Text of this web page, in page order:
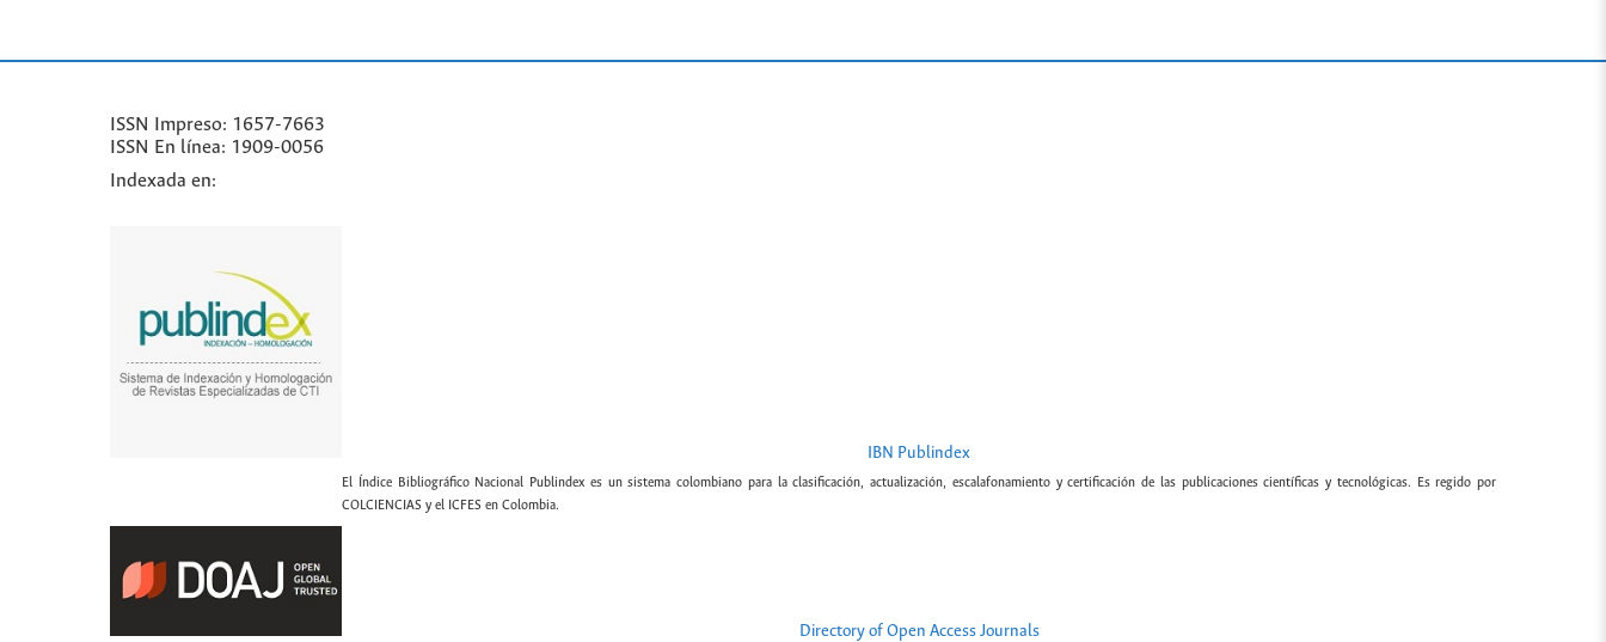
ISSN Impreso: 1657-7663
ISSN En línea: 1909-0056
Indexada en:
IBN Publindex
El Índice Bibliográfico Nacional Publindex es un sistema colombiano para la clasificación, actualización, escalafonamiento y certificación de las publicaciones científicas y tecnológicas. Es regido por
COLCIENCIAS y el ICFES en Colombia.
Directory of Open Access Journals